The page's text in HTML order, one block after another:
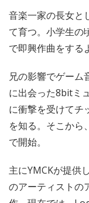
音楽一家の長女と
て育つ。小学生の
で即興作曲をする
兄の影響でゲーム
に出会った8bitミ
に衝撃を受けてチ
を知る。そこから
で開始。
主にYMCKが提供
のアーティストの